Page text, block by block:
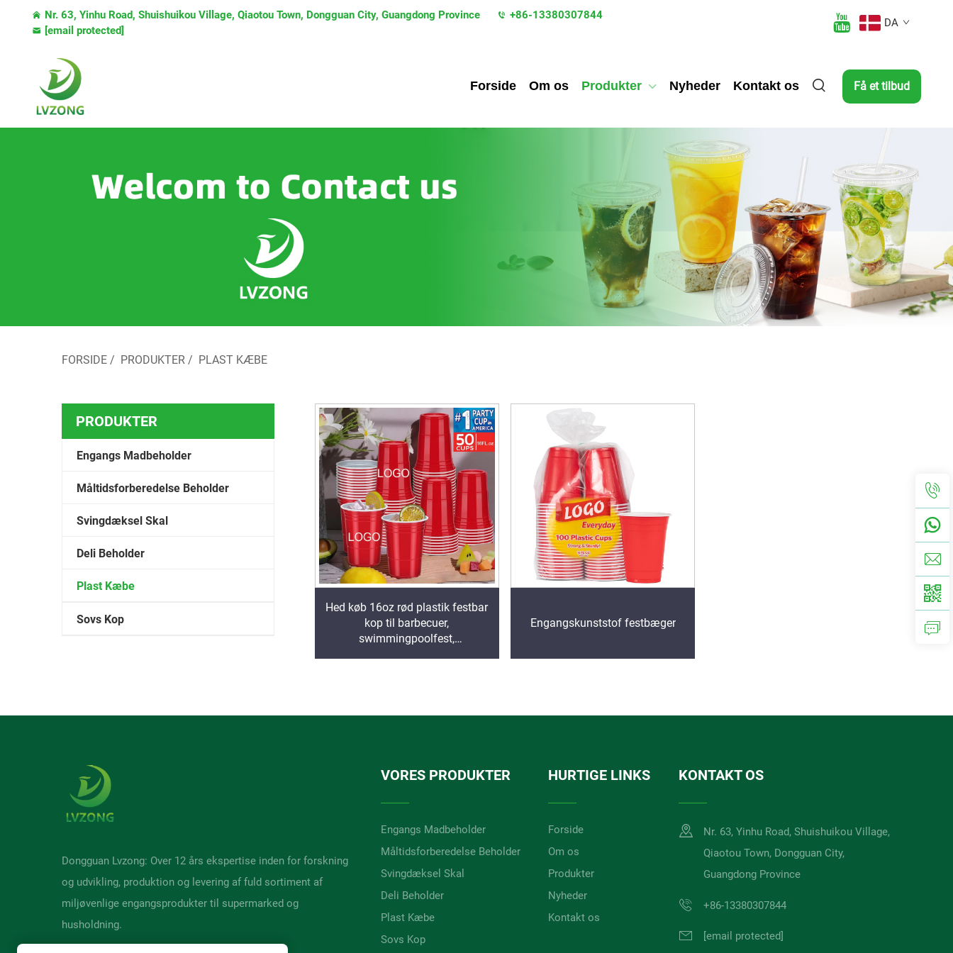
Nr. 63, Yinhu Road, Shuishuikou Village, Qiaotou Town, Dongguan City, Guangdong Province
+86-13380307844
[email protected]
DA
Forside Om os Produkter Nyheder Kontakt os Få et tilbud
FORSIDE / PRODUKTER / PLAST KÆBE
PRODUKTER
Engangs Madbeholder
Måltidsforberedelse Beholder
Svingdæksel Skal
Deli Beholder
Plast Kæbe
Sovs Kop
Hed køb 16oz rød plastik festbar
kop til barbecuer,
swimmingpoolfest,
Engangskunststof festbæger
Dongguan Lvzong: Over 12 års ekspertise inden for forskning
og udvikling, produktion og levering af fuld sortiment af
miljøvenlige engangsprodukter til supermarked og
husholdning.
VORES PRODUKTER
Engangs Madbeholder
Måltidsforberedelse Beholder
Svingdæksel Skal
Deli Beholder
Plast Kæbe
Sovs Kop
HURTIGE LINKS
Forside
Om os
Produkter
Nyheder
Kontakt os
KONTAKT OS
Nr. 63, Yinhu Road, Shuishuikou Village,
Qiaotou Town, Dongguan City,
Guangdong Province
+86-13380307844
[email protected]